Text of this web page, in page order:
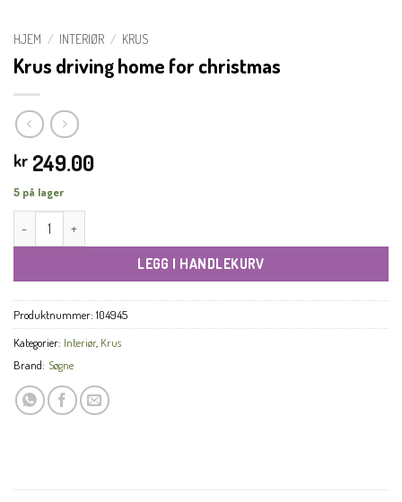
HJEM / INTERIØR / KRUS
Krus driving home for christmas
kr 249.00
5 på lager
Krus driving home for christmas antall
LEGG I HANDLEKURV
Produktnummer: 104945
Kategorier: Interiør, Krus
Brand: Søgne